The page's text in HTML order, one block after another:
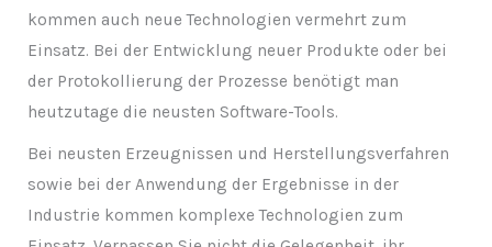
kommen auch neue Technologien vermehrt zum
Einsatz. Bei der Entwicklung neuer Produkte oder bei
der Protokollierung der Prozesse benötigt man
heutzutage die neusten Software-Tools.
Bei neusten Erzeugnissen und Herstellungsverfahren
sowie bei der Anwendung der Ergebnisse in der
Industrie kommen komplexe Technologien zum